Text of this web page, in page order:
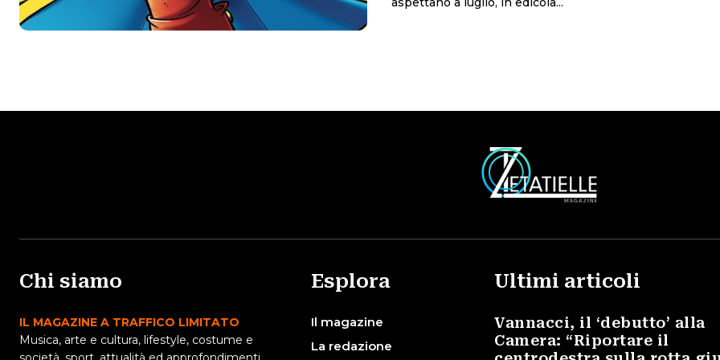
Chi siamo
IL MAGAZINE A TRAFFICO LIMITATO
Musica, arte e cultura, lifestyle, costume e
Esplora
Il magazine
La redazione
Ultimi articoli
Vannacci, il ‘debutto’ alla
Camera: “Riportare il